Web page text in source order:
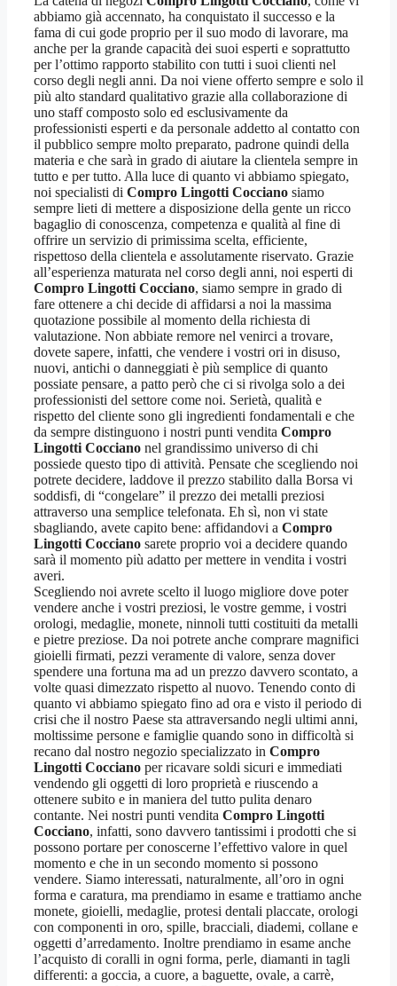
abbiamo già accennato, ha conquistato il successo e la
fama di cui gode proprio per il suo modo di lavorare, ma
anche per la grande capacità dei suoi esperti e soprattutto
per l’ottimo rapporto stabilito con tutti i suoi clienti nel
corso degli negli anni. Da noi viene offerto sempre e solo il
più alto standard qualitativo grazie alla collaborazione di
uno staff composto solo ed esclusivamente da
professionisti esperti e da personale addetto al contatto con
il pubblico sempre molto preparato, padrone quindi della
materia e che sarà in grado di aiutare la clientela sempre in
tutto e per tutto. Alla luce di quanto vi abbiamo spiegato,
noi specialisti di Compro Lingotti Cocciano siamo
sempre lieti di mettere a disposizione della gente un ricco
bagaglio di conoscenza, competenza e qualità al fine di
offrire un servizio di primissima scelta, efficiente,
rispettoso della clientela e assolutamente riservato. Grazie
all’esperienza maturata nel corso degli anni, noi esperti di
Compro Lingotti Cocciano, siamo sempre in grado di
fare ottenere a chi decide di affidarsi a noi la massima
quotazione possibile al momento della richiesta di
valutazione. Non abbiate remore nel venirci a trovare,
dovete sapere, infatti, che vendere i vostri ori in disuso,
nuovi, antichi o danneggiati è più semplice di quanto
possiate pensare, a patto però che ci si rivolga solo a dei
professionisti del settore come noi. Serietà, qualità e
rispetto del cliente sono gli ingredienti fondamentali e che
da sempre distinguono i nostri punti vendita Compro
Lingotti Cocciano nel grandissimo universo di chi
possiede questo tipo di attività. Pensate che scegliendo noi
potrete decidere, laddove il prezzo stabilito dalla Borsa vi
soddisfi, di “congelare” il prezzo dei metalli preziosi
attraverso una semplice telefonata. Eh sì, non vi state
sbagliando, avete capito bene: affidandovi a Compro
Lingotti Cocciano sarete proprio voi a decidere quando
sarà il momento più adatto per mettere in vendita i vostri
averi.
Scegliendo noi avrete scelto il luogo migliore dove poter
vendere anche i vostri preziosi, le vostre gemme, i vostri
orologi, medaglie, monete, ninnoli tutti costituiti da metalli
e pietre preziose. Da noi potrete anche comprare magnifici
gioielli firmati, pezzi veramente di valore, senza dover
spendere una fortuna ma ad un prezzo davvero scontato, a
volte quasi dimezzato rispetto al nuovo. Tenendo conto di
quanto vi abbiamo spiegato fino ad ora e visto il periodo di
crisi che il nostro Paese sta attraversando negli ultimi anni,
moltissime persone e famiglie quando sono in difficoltà si
recano dal nostro negozio specializzato in Compro
Lingotti Cocciano per ricavare soldi sicuri e immediati
vendendo gli oggetti di loro proprietà e riuscendo a
ottenere subito e in maniera del tutto pulita denaro
contante. Nei nostri punti vendita Compro Lingotti
Cocciano, infatti, sono davvero tantissimi i prodotti che si
possono portare per conoscerne l’effettivo valore in quel
momento e che in un secondo momento si possono
vendere. Siamo interessati, naturalmente, all’oro in ogni
forma e caratura, ma prendiamo in esame e trattiamo anche
monete, gioielli, medaglie, protesi dentali placcate, orologi
con componenti in oro, spille, bracciali, diademi, collane e
oggetti d’arredamento. Inoltre prendiamo in esame anche
l’acquisto di coralli in ogni forma, perle, diamanti in tagli
differenti: a goccia, a cuore, a baguette, ovale, a carrè,